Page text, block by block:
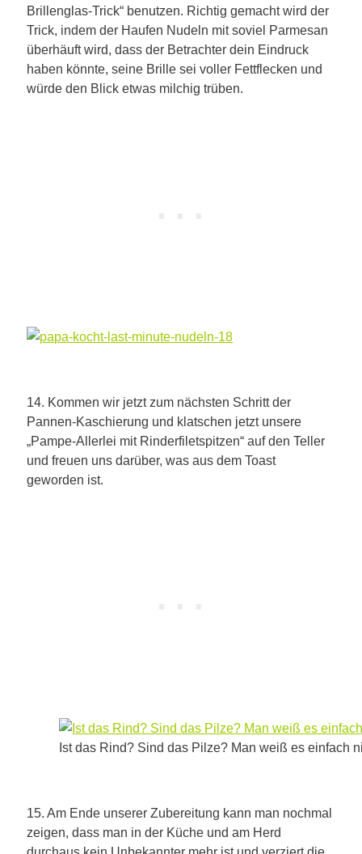
Brillenglas-Trick“ benutzen. Richtig gemacht wird der
Trick, indem der Haufen Nudeln mit soviel Parmesan
überhäuft wird, dass der Betrachter dein Eindruck
haben könnte, seine Brille sei voller Fettflecken und
würde den Blick etwas milchig trüben.
14. Kommen wir jetzt zum nächsten Schritt der
Pannen-Kaschierung und klatschen jetzt unsere
„Pampe-Allerlei mit Rinderfiletspitzen“ auf den Teller
und freuen uns darüber, was aus dem Toast
geworden ist.
Ist das Rind? Sind das Pilze? Man weiß es einfach
15. Am Ende unserer Zubereitung kann man nochmal
zeigen, dass man in der Küche und am Herd